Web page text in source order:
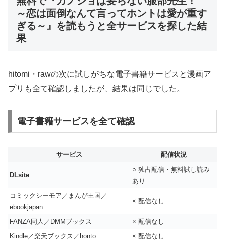
～恋は面倒なんて言ってホントは愛が重す
ぎる～』を読もうと全サービスを探した結
果
hitomi・rawの次に試しがちな電子書籍サービスと漫画ア
プリも全て確認しましたが、結果は同じでした。
電子書籍サービスを全て確認
サービス 配信状況
DLsite
○ 独占配信・無料試し読み
あり
コミックシーモア／まんが王国／
ebookjapan
× 配信なし
FANZA同人／DMMブックス
× 配信なし
Kindle／楽天ブックス／honto
× 配信なし